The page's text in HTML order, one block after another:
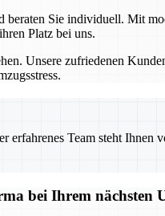
Sie individuell. Mit
Platz bei uns.
Unsere zufriedenen
erfahrenes Team steht
bei Ihrem nächsten